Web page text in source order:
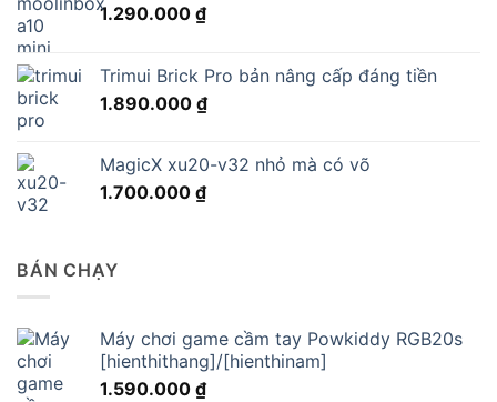
1.290.000 ₫
Trimui Brick Pro bản nâng cấp đáng tiền
1.890.000 ₫
MagicX xu20-v32 nhỏ mà có võ
1.700.000 ₫
BÁN CHẠY
Máy chơi game cầm tay Powkiddy RGB20s
[hienthithang]/[hienthinam]
1.590.000 ₫